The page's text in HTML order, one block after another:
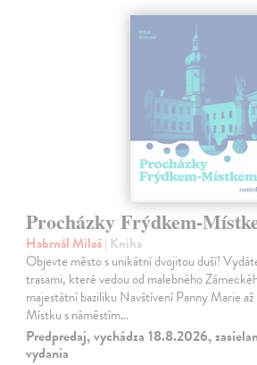
Procházky Frýdkem-
Habrnál Miloš| Kniha
Objevte město s unikátní dvojitou duší!
trasami, které vedou od malebného
majestátní baziliku Navštívení Panny Marie
Místku s náměstím…
Predpredaj, vychádza 18.8.2026,
vydania